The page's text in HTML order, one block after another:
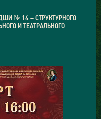
№ 14 – СТРУКТУРНОГО
И ТЕАТРАЛЬНОГО